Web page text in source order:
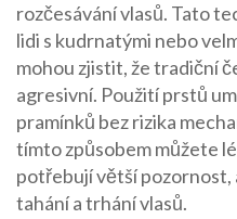
rozčesávání vlasů. Tato
lidi s kudrnatými nebo
mohou zjistit, že tradiční
agresivní. Použití prstů
pramínků bez rizika
tímto způsobem můžete
potřebují větší
tahání a trhání vlasů.